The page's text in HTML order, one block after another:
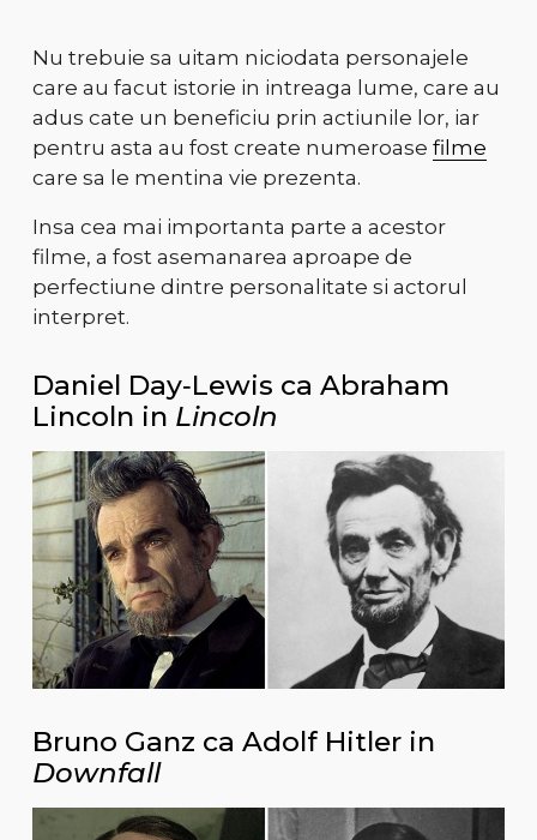
Nu trebuie sa uitam niciodata personajele
care au facut istorie in intreaga lume, care au
adus cate un beneficiu prin actiunile lor, iar
pentru asta au fost create numeroase filme
care sa le mentina vie prezenta.
Insa cea mai importanta parte a acestor
filme, a fost asemanarea aproape de
perfectiune dintre personalitate si actorul
interpret.
Daniel Day‑Lewis ca Abraham
Lincoln in Lincoln
Bruno Ganz ca Adolf Hitler in
Downfall